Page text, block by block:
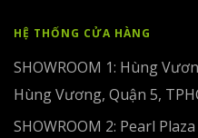
HỆ THỐNG CỬA HÀNG
SHOWROOM 1: Hùng
Hùng Vương, Quận 5,
SHOWROOM 2: Pearl